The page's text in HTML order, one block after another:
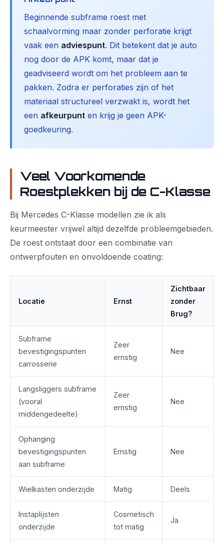
Beginnende subframe roest met
schaalvorming maar zonder perforatie krijgt
vaak een adviespunt. Dit betekent dat je auto
nog door de APK komt, maar dat je
geadviseerd wordt om het probleem aan te
pakken. Zodra er perforaties zijn of het
materiaal structureel verzwakt is, wordt het
een afkeurpunt en krijg je geen APK-
goedkeuring.
Veel Voorkomende
Roestplekken bij de C-Klasse
Bij Mercedes C-Klasse modellen zie ik als
keurmeester vrijwel altijd dezelfde probleemgebieden.
De roest ontstaat door een combinatie van
ontwerpfouten en onvoldoende coating:
Locatie Ernst
Zichtbaar
zonder
Brug?
Subframe
bevestigingspunten
carrosserie
Zeer
ernstig
Nee
Langsliggers subframe
(vooral
middengedeelte)
Zeer
ernstig
Nee
Ophanging
bevestigingspunten
aan subframe
Ernstig Nee
Wielkasten onderzijde Matig Deels
Instaplijsten
onderzijde
Cosmetisch
tot matig
Ja